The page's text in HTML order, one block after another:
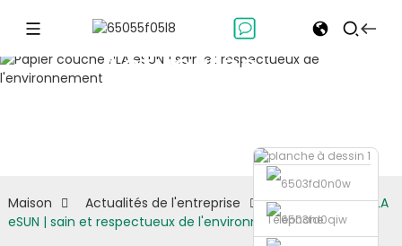
Téléphone
Actualités
l'entreprise
Maison Actualités de l'entreprise
Papier couché PLA
eSUN | sain et respectueux de l'environnement